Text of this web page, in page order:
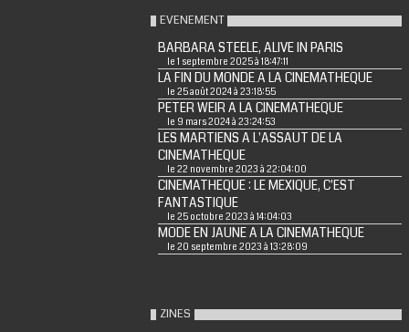
EVENEMENT
BARBARA STEELE, ALIVE IN PARIS
le 1 septembre 2025 à 18:47:11
LA FIN DU MONDE A LA CINEMATHEQUE
le 25 août 2024 à 23:18:55
PETER WEIR A LA CINEMATHEQUE
le 9 mars 2024 à 23:24:53
LES MARTIENS A L'ASSAUT DE LA
CINEMATHEQUE
le 22 novembre 2023 à 22:04:00
CINEMATHEQUE : LE MEXIQUE, C'EST
FANTASTIQUE
le 25 octobre 2023 à 14:04:03
MODE EN JAUNE A LA CINEMATHEQUE
le 20 septembre 2023 à 13:28:09
ZINES